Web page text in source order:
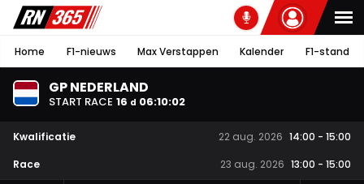
Home F1-nieuws Max Verstappen Kalender F1-stand
GP NEDERLAND
START RACE 16 d 06:10:01
Kwalificatie 22 aug. 2026 14:00 - 15:00
Race
23 aug. 2026 13:00 - 15:00